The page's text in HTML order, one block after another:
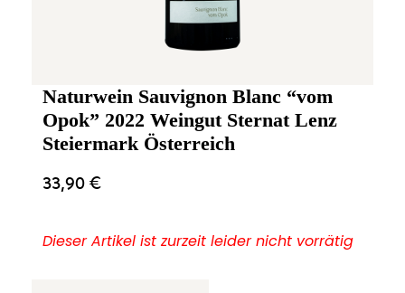
Naturwein Sauvignon Blanc “vom
Opok” 2022 Weingut Sternat Lenz
Steiermark Österreich
33,90€
Dieser Artikel ist zurzeit leider nicht vorrätig